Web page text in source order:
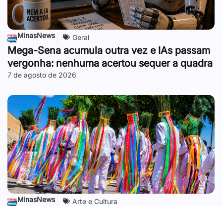
MinasNews Geral
Mega-Sena acumula outra vez e IAs passam
vergonha: nenhuma acertou sequer a quadra
7 de agosto de 2026
MinasNews Arte e Cultura